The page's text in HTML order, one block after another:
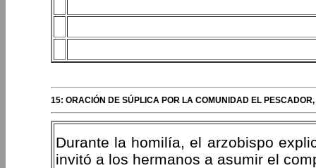
15: ORACIÓN DE SÚPLICA POR LA COMUNIDAD EL
Durante la homilía, el arzobispo
invitó a los hermanos a asumir el